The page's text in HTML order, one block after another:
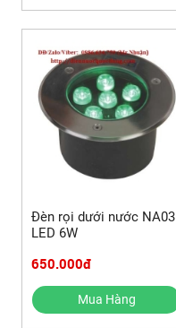
Đèn rọi dưới nước NA03
LED 6W
650.000đ
Mua Hàng